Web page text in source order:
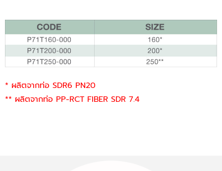
* ผลิตจากท่อ SDR6 PN20
** ผลิตจากท่อ PP-RCT FIBER SDR 7.4